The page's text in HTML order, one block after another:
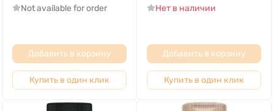
Not available for order
Добавить в корзину
Купить в один клик
Нет в наличии
Добавить в корзину
Купить в один клик